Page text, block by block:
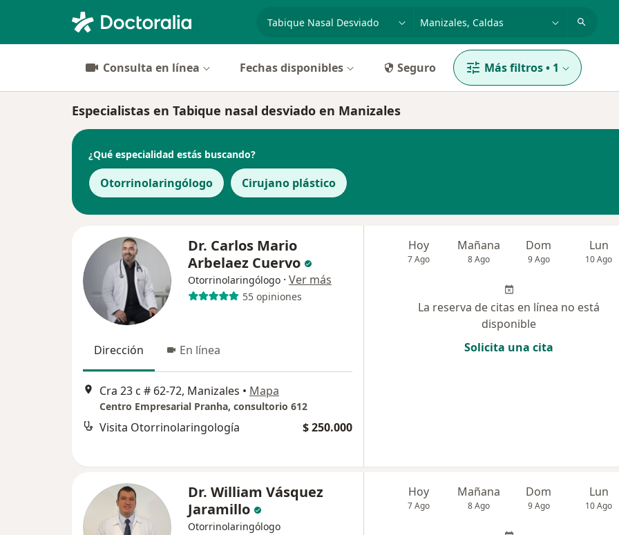
Consulta en línea Fechas disponibles Seguro Más filtros• 1
Especialistas en Tabique nasal desviado en Manizales
¿Qué especialidad estás buscando?
Otorrinolaringólogo Cirujano plástico
Dr. Carlos Mario
Arbelaez Cuervo
Otorrinolaringólogo · Ver más
55 opiniones
Dirección En línea
Cra 23 c # 62-72, Manizales • Mapa
Centro Empresarial Pranha, consultorio 612
Visita Otorrinolaringología $ 250.000
Hoy
7 Ago
Mañana
8 Ago
Dom
9 Ago
Lun
10 Ago
La reserva de citas en línea no está
disponible
Solicita una cita
Dr. William Vásquez
Jaramillo
Otorrinolaringólogo
Hoy
7 Ago
Mañana
8 Ago
Dom
9 Ago
Lun
10 Ago